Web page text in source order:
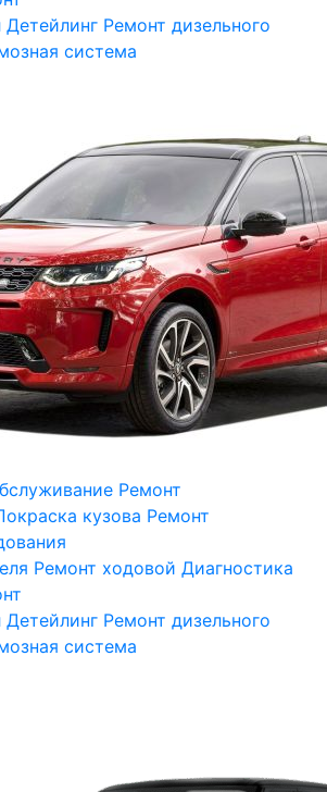
Детейлинг Ремонт дизельного
система
Ремонт
кузова Ремонт
Ремонт ходовой Диагностика
Детейлинг Ремонт дизельного
система